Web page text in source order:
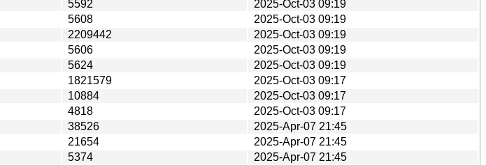
5592
2025-Oct-03 09:19
5608
2025-Oct-03 09:19
2209442
2025-Oct-03 09:19
5606
2025-Oct-03 09:19
5624
2025-Oct-03 09:19
1821579
2025-Oct-03 09:17
10884
2025-Oct-03 09:17
4818
2025-Oct-03 09:17
38526
2025-Apr-07 21:45
21654
2025-Apr-07 21:45
5374
2025-Apr-07 21:45